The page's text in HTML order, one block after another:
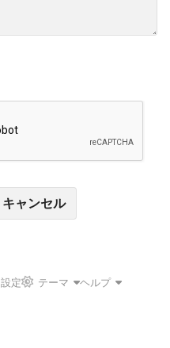
キャンセル
設定 テーマ
ヘルプ